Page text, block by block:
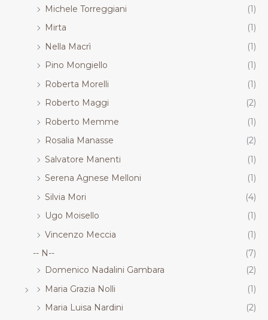
Michele Torreggiani
(1)
Mirta
(1)
Nella Macrì
(1)
Pino Mongiello
(1)
Roberta Morelli
(1)
Roberto Maggi
(2)
Roberto Memme
(1)
Rosalia Manasse
(2)
Salvatore Manenti
(1)
Serena Agnese Melloni
(1)
Silvia Mori
(4)
Ugo Moisello
(1)
Vincenzo Meccia
(1)
-- N--
(7)
Domenico Nadalini Gambara
(2)
Maria Grazia Nolli
(1)
Maria Luisa Nardini
(2)